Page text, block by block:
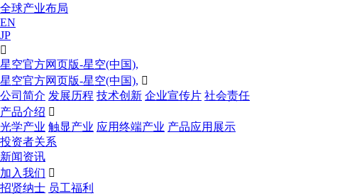
全球产业布局
EN
JP

星空官方网页版-星空(中国),
星空官方网页版-星空(中国), 
公司简介 发展历程 技术创新 企业宣传片 社会责任
产品介绍 
光学产业 触显产业 应用终端产业 产品应用展示
投资者关系
新闻资讯
加入我们 
招贤纳士 员工福利